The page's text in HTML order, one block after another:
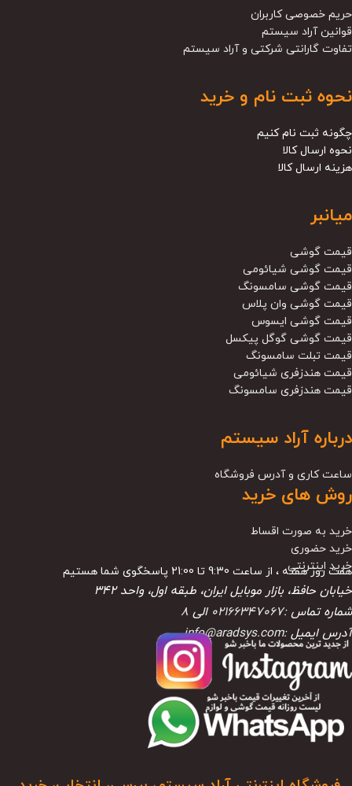
حریم خصوصی کاربران
قوانین آراد سیستم
تفاوت گارانتی شرکتی و آراد سیستم
نحوه ثبت نام و خرید
چگونه ثبت نام کنیم
نحوه ارسال کالا
هزینه ارسال کالا
میانبر
قیمت گوشی
قیمت گوشی شیائومی
قیمت گوشی سامسونگ
قیمت گوشی وان پلاس
قیمت گوشی ایسوس
قیمت گوشی گوگل پیکسل
قیمت تبلت سامسونگ
قیمت هندزفری شیائومی
قیمت هندزفری سامسونگ
درباره آراد سیستم
ساعت کاری و آدرس فروشگاه
روش های خرید
خرید به صورت اقساط
خرید حضوری
خرید اینترنتی
هفت روز هفته ، از ساعت 9:30 تا 21:00 پاسخگوی شما هستیم
خیابان حافظ، بازار موبایل ایران، طبقه اول، واحد ۳۴۲
شماره تماس :02166347067 الی 8
آدرس ایمیل :info@aradsys.com